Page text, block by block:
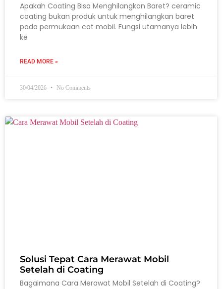
Apakah Coating Bisa Menghilangkan Baret? ceramic
coating bukan produk untuk menghilangkan baret
pada permukaan cat mobil. Fungsi utamanya lebih
ke
READ MORE »
30/04/2026 No Comments
Solusi Tepat Cara Merawat Mobil
Setelah di Coating
Bagaimana Cara Merawat Mobil Setelah di Coating?